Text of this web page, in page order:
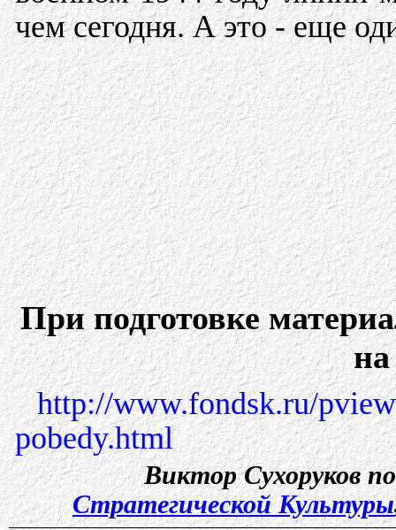
чем сегодня. А это - еще
При подготовке
http://www.fondsk.ru/
pobedy.html
Виктор Сухоруков
Стратегической Культуры